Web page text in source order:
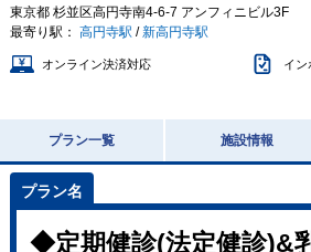
東京都 杉並区高円寺南4-6-7 アンフィニビル3F
最寄り駅： 高円寺駅 /新高円寺駅
オンライン決済対応 イン
プラン一覧 施設情報
◆定期健診(法定健診)&